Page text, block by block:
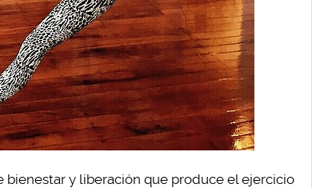
bienestar y liberación que produce el ejercicio